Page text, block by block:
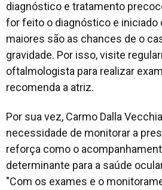
diagnóstico e tratamento
for feito o diagnóstico e iniciado
maiores são as chances de o
gravidade. Por isso, visite
oftalmologista para realizar
recomenda a atriz.
Por sua vez, Carmo Dalla
necessidade de monitorar a
reforça como o
determinante para a saúde
"Com os exames e o